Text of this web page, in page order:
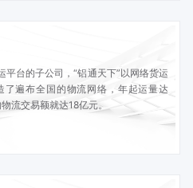
台的子公司，“铝通天下”以网络货运
了遍布全国的物流网络，年起运量达
流交易额就达18亿元。